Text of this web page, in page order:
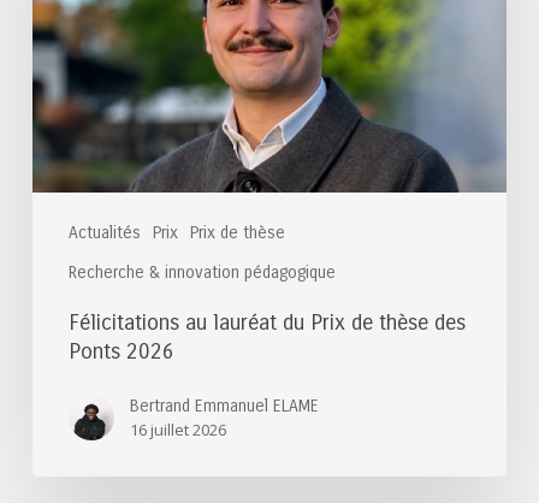
Actualités Prix Prix de thèse
Recherche & innovation pédagogique
Prix
de
thèse
des
Ponts
2026
Félicitations au lauréat du Prix de thèse des
Ponts 2026
Bertrand Emmanuel ELAME
16 juillet 2026